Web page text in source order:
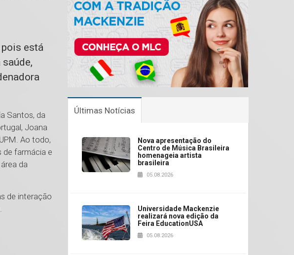
está
Santos, da
Joana
Ao todo,
de farmácia e
da
de interação
Últimas Notícias
Nova apresentação do
Centro de Música Brasileira
homenageia artista
brasileira
05.08.2026
Universidade Mackenzie
realizará nova edição da
Feira EducationUSA
05.08.2026